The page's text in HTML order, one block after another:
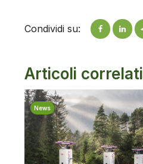
Condividi su:
Articoli correlati
News